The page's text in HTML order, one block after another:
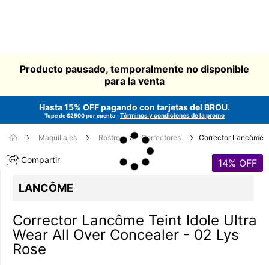
Producto pausado, temporalmente no disponible
para la venta
Hasta 15% OFF pagando con tarjetas del BROU.
Tope de $2500 por cuenta -Términos y condiciones de la promo
Maquillajes Rostro Correctores Corrector Lancôme
Compartir 14% OFF
LANCÔME
Corrector Lancôme Teint Idole Ultra
Wear All Over Concealer - 02 Lys
Rose